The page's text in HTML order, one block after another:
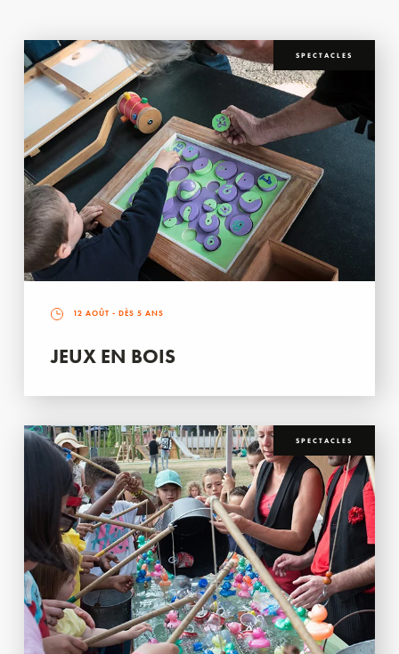
SPECTACLES
12 AOÛT - DÈS 5 ANS
JEUX EN BOIS
SPECTACLES